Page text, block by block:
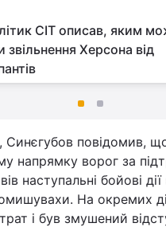
CIT описав, яким
звільнення Херсона від
Синєгубов повідомив,
напрямку ворог за
наступальні бойові
На окремих
і був змушений